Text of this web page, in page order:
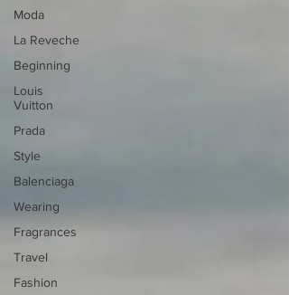
Moda
La Reveche
Beginning
Louis
Vuitton
Prada
Style
Balenciaga
Wearing
Fragrances
Travel
Fashion